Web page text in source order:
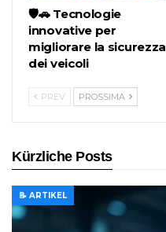
🛡️🚗 Tecnologie
innovative per
migliorare la sicurezza
dei veicoli
PREV PROSSIMA
Kürzliche Posts
📝 ARTIKEL